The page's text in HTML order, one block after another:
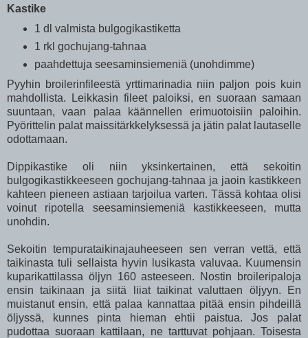
Kastike
1 dl valmista bulgogikastiketta
1 rkl gochujang-tahnaa
paahdettuja seesaminsiemeniä (unohdimme)
Pyyhin broilerinfileestä yrttimarinadia niin paljon pois kuin
mahdollista. Leikkasin fileet paloiksi, en suoraan samaan
suuntaan, vaan palaa käännellen erimuotoisiin paloihin.
Pyörittelin palat maissitärkkelyksessä ja jätin palat lautaselle
odottamaan.
Dippikastike oli niin yksinkertainen, että sekoitin
bulgogikastikkeeseen gochujang-tahnaa ja jaoin kastikkeen
kahteen pieneen astiaan tarjoilua varten. Tässä kohtaa olisi
voinut ripotella seesaminsiemeniä kastikkeeseen, mutta
unohdin.
Sekoitin tempurataikinajauheeseen sen verran vettä, että
taikinasta tuli sellaista hyvin lusikasta valuvaa. Kuumensin
kuparikattilassa öljyn 160 asteeseen. Nostin broileripaloja
ensin taikinaan ja siitä liiat taikinat valuttaen öljyyn. En
muistanut ensin, että palaa kannattaa pitää ensin pihdeillä
öljyssä, kunnes pinta hieman ehtii paistua. Jos palat
pudottaa suoraan kattilaan, ne tarttuvat pohjaan. Toisesta